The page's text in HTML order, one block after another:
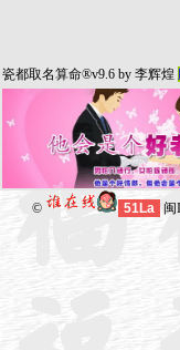
瓷都取名算命®v9.6 by 李辉煌
© 51La 闽